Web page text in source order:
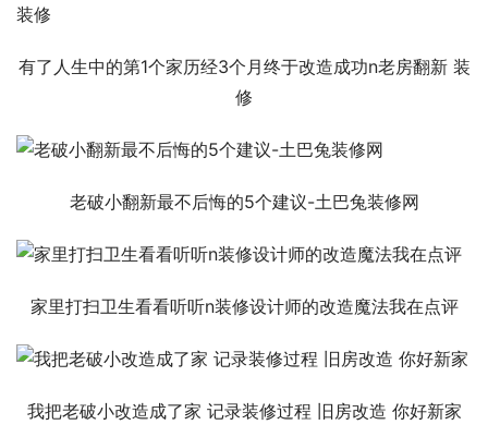
有了人生中的第1个家历经3个月终于改造成功n老房翻新 装
修
老破小翻新最不后悔的5个建议-土巴兔装修网
家里打扫卫生看看听听n装修设计师的改造魔法我在点评
我把老破小改造成了家 记录装修过程 旧房改造 你好新家